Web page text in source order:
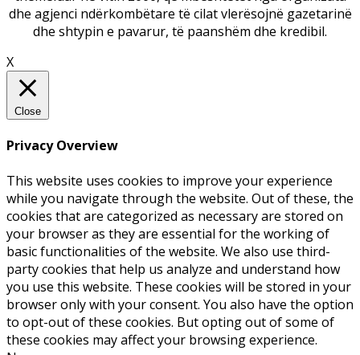
dhe agjenci ndërkombëtare të cilat vlerësojnë gazetarinë
dhe shtypin e pavarur, të paanshëm dhe kredibil.
X
Close
Privacy Overview
This website uses cookies to improve your experience
while you navigate through the website. Out of these, the
cookies that are categorized as necessary are stored on
your browser as they are essential for the working of
basic functionalities of the website. We also use third-
party cookies that help us analyze and understand how
you use this website. These cookies will be stored in your
browser only with your consent. You also have the option
to opt-out of these cookies. But opting out of some of
these cookies may affect your browsing experience.